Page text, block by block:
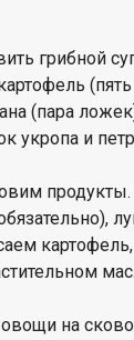
грибной
(пара
укропа и
на